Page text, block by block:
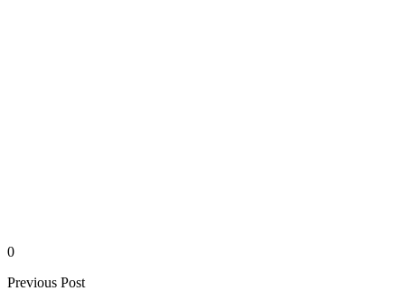
0
Previous Post